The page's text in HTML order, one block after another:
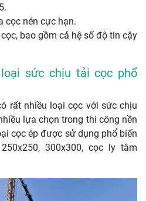
cọc nén cực hạn.
bao gồm cả hệ số độ tin cậy
sức chịu tải cọc phổ
rất nhiều loại cọc với sức chịu
lựa chọn trong thi công nền
cọc ép được sử dụng phổ biến
300x300, cọc ly tâm